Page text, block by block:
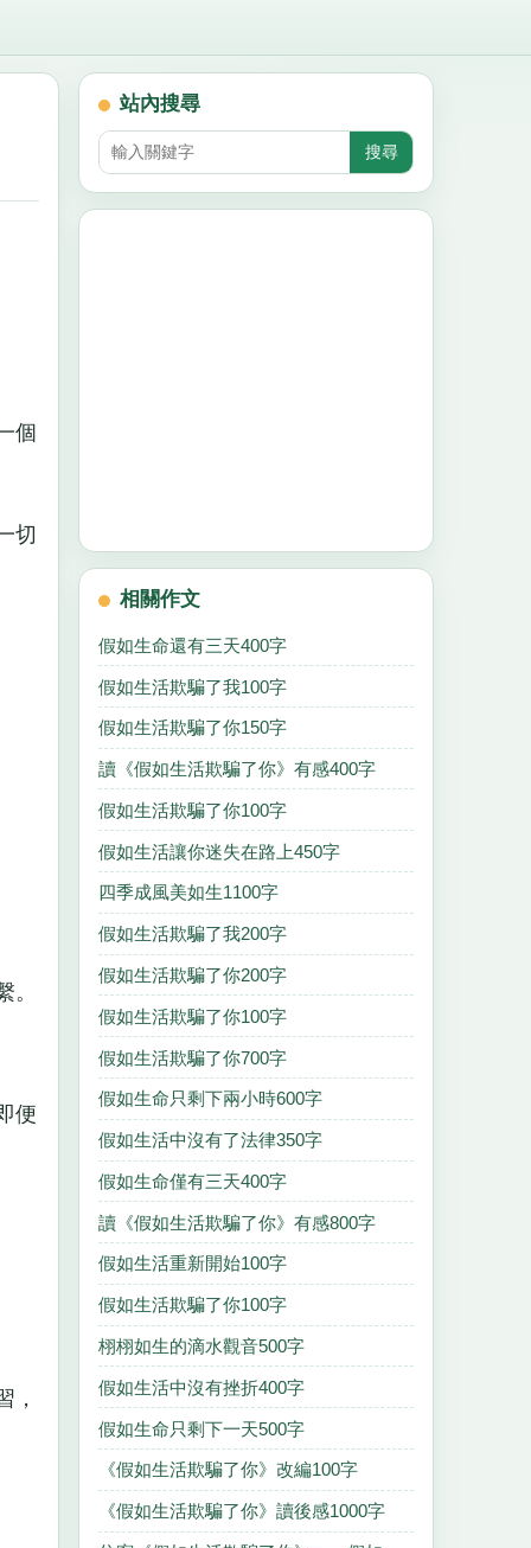
個
切
便
，
站內搜尋
相關作文
假如生命還有三天400字
假如生活欺騙了我100字
假如生活欺騙了你150字
讀《假如生活欺騙了你》有感400字
假如生活欺騙了你100字
假如生活讓你迷失在路上450字
四季成風美如生1100字
假如生活欺騙了我200字
假如生活欺騙了你200字
假如生活欺騙了你100字
假如生活欺騙了你700字
假如生命只剩下兩小時600字
假如生活中沒有了法律350字
假如生命僅有三天400字
讀《假如生活欺騙了你》有感800字
假如生活重新開始100字
假如生活欺騙了你100字
栩栩如生的滴水觀音500字
假如生活中沒有挫折400字
假如生命只剩下一天500字
《假如生活欺騙了你》改編100字
《假如生活欺騙了你》讀後感1000字